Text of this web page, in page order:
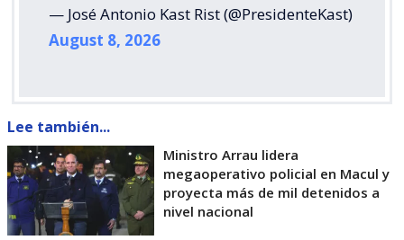
— José Antonio Kast Rist (@PresidenteKast)
August 8, 2026
Lee también...
Ministro Arrau lidera
megaoperativo policial en Macul y
proyecta más de mil detenidos a
nivel nacional